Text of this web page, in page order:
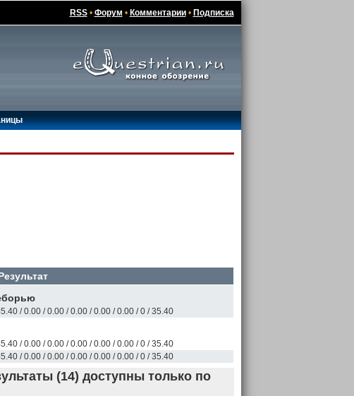
RSS• Форум • Комментарии• Подписка
/ 0.00 / 0.00 / 0.00 / 0.00 / 0.00 / 0 / 35.40
/ 0.00 / 0.00 / 0.00 / 0.00 / 0.00 / 0 / 35.40
/ 0.00 / 0.00 / 0.00 / 0.00 / 0.00 / 0 / 35.40
(14) доступны только по